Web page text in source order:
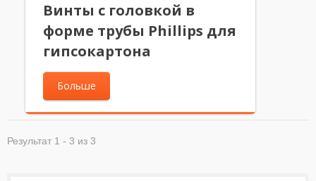
Винты с головкой в
форме трубы Phillips для
гипсокартона
Больше
Результат 1 - 3 из 3